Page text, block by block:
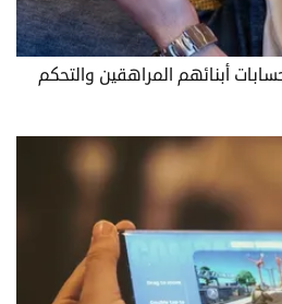
أبنائهم المراهقين والتحكم